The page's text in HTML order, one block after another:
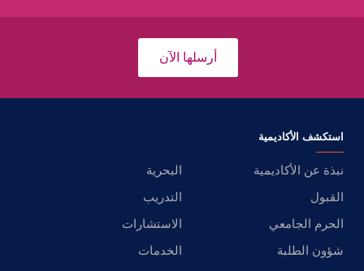
أرسلها الآن
استكشف الأكاديمية
نبذة عن الأكاديمية
البحرية
القبول
التدريب
الحرم الجامعي
الاستشارات
شؤون الطلبة
الخدمات